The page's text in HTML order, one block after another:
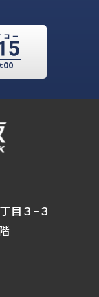
目３−３